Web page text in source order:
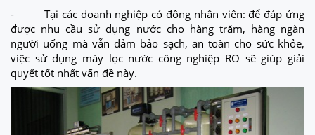
- Tại các doanh nghiệp có đông nhân viên: để đáp ứng
được nhu cầu sử dụng nước cho hàng trăm, hàng ngàn
người uống mà vẫn đảm bảo sạch, an toàn cho sức khỏe,
việc sử dụng máy lọc nước công nghiệp RO sẽ giúp giải
quyết tốt nhất vấn đề này.